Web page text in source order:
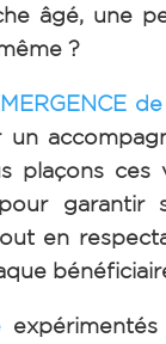
âgé, une
?
plaçons
garantir
en
expérimentés